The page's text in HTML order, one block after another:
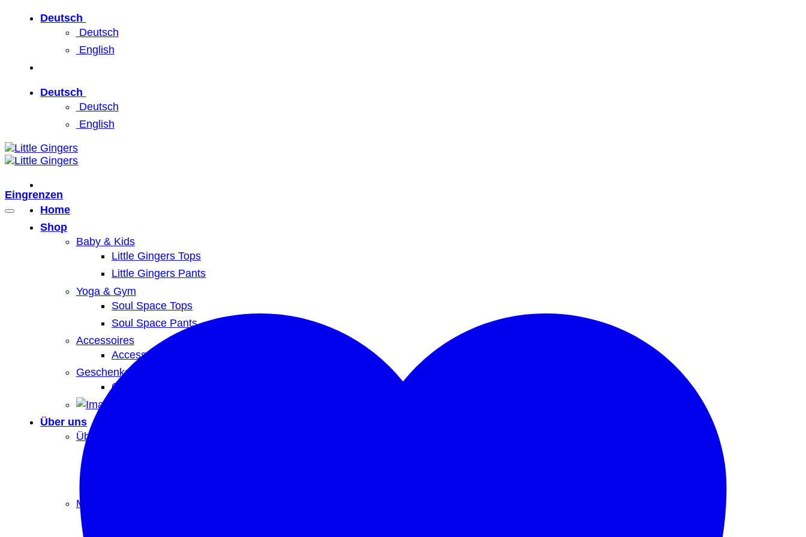
Deutsch
Deutsch
English
Deutsch
Deutsch
English
Home
Shop
Baby & Kids
Little Gingers Tops
Little Gingers Pants
Yoga & Gym
Soul Space Tops
Soul Space Pants
Accessoires
Accessoires
Geschenkgutscheine
Geschenkgutscheine
Über uns
Über uns
Manufaktur
Eingrenzen